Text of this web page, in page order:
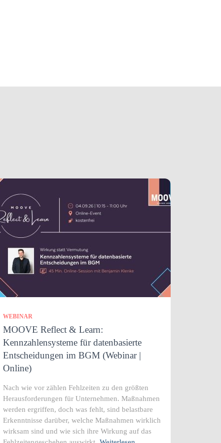
WEBINAR
MOOVE Reflect & Learn:
Kennzahlensysteme für datenbasierte
Entscheidungen im BGM (Webinar |
Online)
Nach wie vor zählen Fehlzeiten zu den größten
Herausforderungen für Unternehmen. Maßnahmen
werden ergriffen, doch was fehlt, sind belastbare
Erkenntnisse darüber, welche Maßnahmen wirklich
wirksam sind und wie sich ihre Wirkung auf das